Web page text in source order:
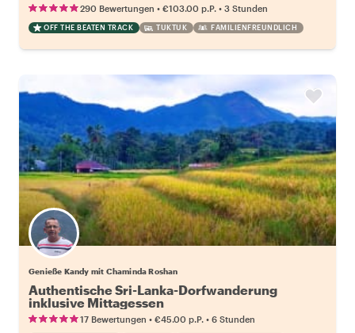
290 Bewertungen • €103.00 p.P. • 3 Stunden
OFF THE BEATEN TRACK TUKTUK FAMILIENFREUNDLICH
Genieße Kandy mit Chaminda Roshan
Authentische Sri-Lanka-Dorfwanderung
inklusive Mittagessen
17 Bewertungen • €45.00 p.P. • 6 Stunden